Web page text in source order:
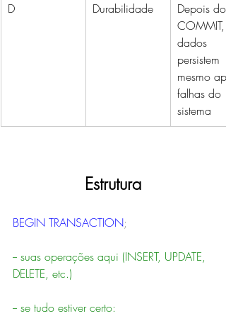
D
Durabilidade
Depois do
COMMIT,
dados
persistem
mesmo
falhas do
sistema
Estrutura
BEGIN TRANSACTION;
-- suas operações aqui (INSERT, UPDATE,
DELETE, etc.)
-- se tudo estiver certo: